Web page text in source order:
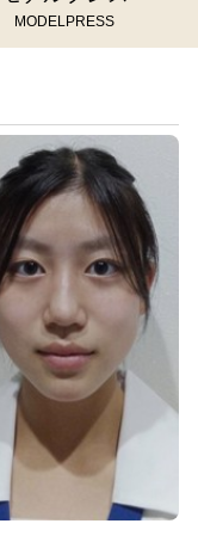
MODELPRESS